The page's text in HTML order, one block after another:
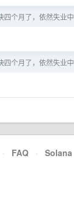
四个月了，依然失业中
四个月了，依然失业中
· FAQ · Solana